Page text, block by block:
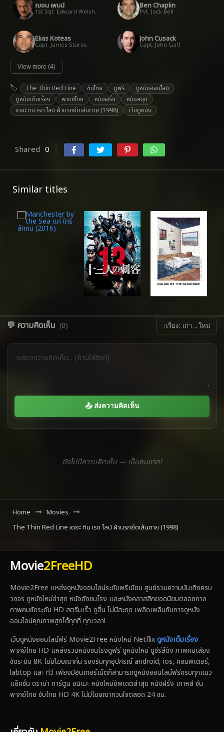
ฌอน เพนน์
1st Sgt. Edward Welsh
Ben Chaplin
Pvt. Jack Bell
Elias Koteas
Capt. James Staros
John Cusack
Capt. John Gaff
View more (4)
The Thin Red Line ซับไทย ดูฟรี
ดูหนังออนไลน์
ดูหนังเต็มเรื่อง
พากย์ไทย หนังฝรั่ง
หนังสนุก
เดอะ ทิน เรด ไลน์ ฝ่านรกยึดเส้นตาย (1998)
เว็บดูหนัง
Shared 0
Similar titles
💬 ความคิดเห็น (0) ↕ เรียง: เก่า→ใหม่
📤 ส่งความคิดเห็น
ยังไม่มีความคิดเห็น — เป็นคนแรก!
Home
Movies
The Thin Red Line เดอะ ทิน เรด ไลน์ ฝ่านรกยึดเส้นตาย (1998)
Movie2FreeHD
Movie2Free แหล่งดูหนังออนไลน์ระดับพรีเมียม ศูนย์รวมความบันเทิงครบ
วงจร ดูหนังใหม่ล่าสุด หนังดังชนโรง และหนังคลาสสิกยอดนิยมตลอดกาล
ภาพคมชัดระดับ HD สตรีมเร็ว ดูลื่น ไม่มีสะดุด เพลิดเพลินกับการดูหนัง
ออนไลน์คุณภาพสูงได้ทุกที่ ทุกเวลา!
เว็บดูหนังออนไลน์ฟรี Movie2Free หนังใหม่ Netflixดูหนังเต็มเรื่อง
พากย์ไทย HD แหล่งรวมหนังชนโรงดูฟรี ดูหนังใหม่ ดูซีรีส์ดัง ภาพคมเสียง
ชัดระดับ 8K ไม่มีโฆษณาคั่น รองรับทุกอุปกรณ์ android, ios, คอมพิเตอร์,
labtop และ ทีวี เพียงมีอินเทอร์เน็ตก็สามารถดูหนังออนไลน์ฟรีครบทุกแนว
แอ็คชั่น ดราม่า การ์ตูน อนิเมะ หนังใหม่อัพเดตล่าสุด หนังฝรั่ง เกาหลี จีน
พากย์ไทย ซับไทย HD 4K ไม่มีโฆษณากวนใจตลอด 24 ชม.